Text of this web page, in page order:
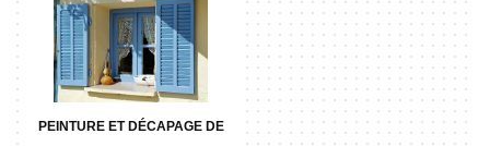
PEINTURE ET DÉCAPAGE DE